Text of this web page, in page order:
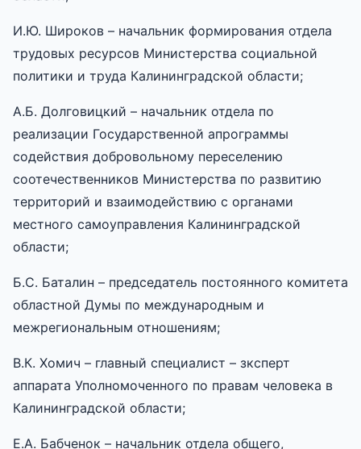
И.Ю. Широков – начальник формирования отдела
трудовых ресурсов Министерства социальной
политики и труда Калининградской области;
А.Б. Долговицкий – начальник отдела по
реализации Государственной апрограммы
содействия добровольному переселению
соотечественников Министерства по развитию
территорий и взаимодействию с органами
местного самоуправления Калининградской
области;
Б.С. Баталин – председатель постоянного комитета
областной Думы по международным и
межрегиональным отношениям;
В.К. Хомич – главный специалист – зксперт
аппарата Уполномоченного по правам человека в
Калининградской области;
Е.А. Бабченок – начальник отдела общего,